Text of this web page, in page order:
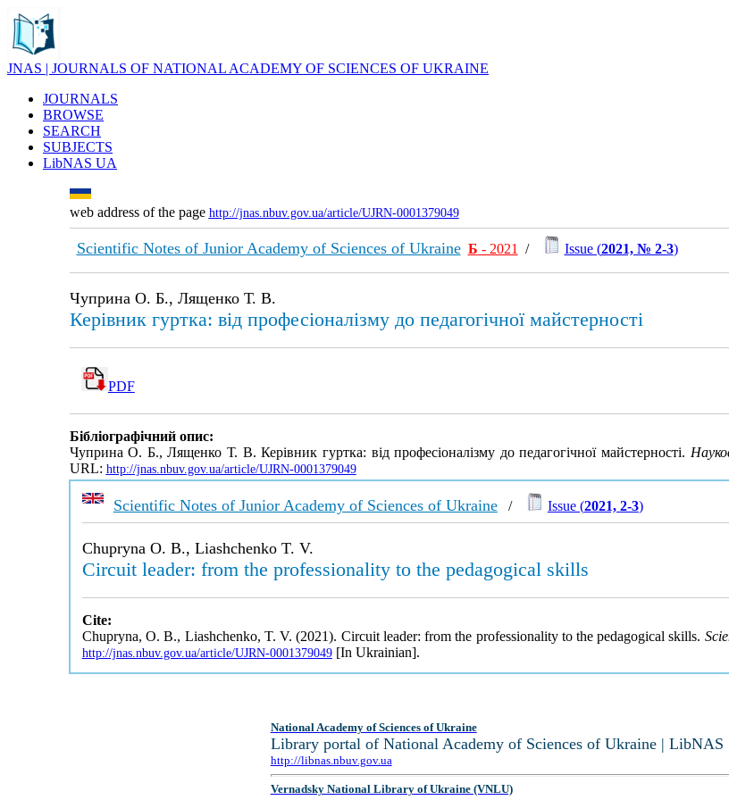
JNAS | JOURNALS OF NATIONAL ACADEMY OF SCIENCES OF UKRAINE
JOURNALS
BROWSE
SEARCH
SUBJECTS
LibNAS UA
web address of the page http://jnas.nbuv.gov.ua/article/UJRN-0001379049
Scientific Notes of Junior Academy of Sciences of Ukraine Б - 2021 / Issue (2021, № 2-3)
Чуприна О. Б., Лященко Т. В.
Керівник гуртка: від професіоналізму до педагогічної майстерності
PDF
Бібліографічний опис:
Чуприна О. Б., Лященко Т. В. Керівник гуртка: від професіоналізму до педагогічної майстерності.
URL: http://jnas.nbuv.gov.ua/article/UJRN-0001379049
Scientific Notes of Junior Academy of Sciences of Ukraine/ Issue (2021, 2-3)
Chupryna O. B., Liashchenko T. V.
Circuit leader: from the professionality to the pedagogical skills
Cite:
Chupryna, O. B., Liashchenko, T. V. (2021). Circuit leader: from the professionality to the pedagogical skills.
http://jnas.nbuv.gov.ua/article/UJRN-0001379049[In Ukrainian].
National Academy of Sciences of Ukraine
Library portal of National Academy of Sciences of Ukraine | LibNAS
http://libnas.nbuv.gov.ua
Vernadsky National Library of Ukraine (VNLU)